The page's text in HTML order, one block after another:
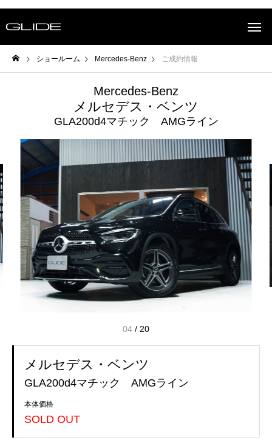
ショールーム Mercedes-Benz ご成約情報
Mercedes-Benz
メルセデス・ベンツ
GLA200d4マチック AMGライン
04 / 20
メルセデス・ベンツ
GLA200d4マチック AMGライン
本体価格
SOLD OUT